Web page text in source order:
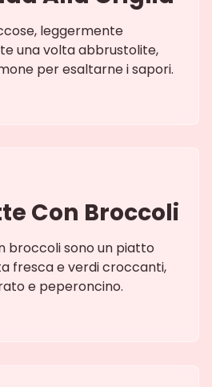
leggermente
una volta abbrustolite,
per esaltarne i sapori.
Con Broccoli
broccoli sono un piatto
fresca e verdi croccanti,
e peperoncino.